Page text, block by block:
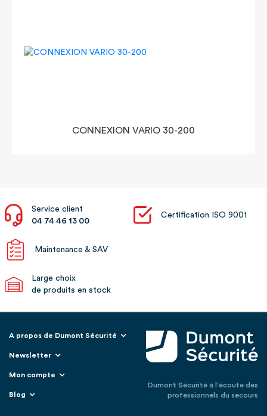
CONNEXION VARIO 30-200
Service client
04 74 46 13 00
Certification ISO 9001
Maintenance & SAV
Large choix
de produits en stock
A propos de Dumont Sécurité
Newsletter
Mon compte
Blog
Dumont Sécurité à l'écoute des
professionnels du secours